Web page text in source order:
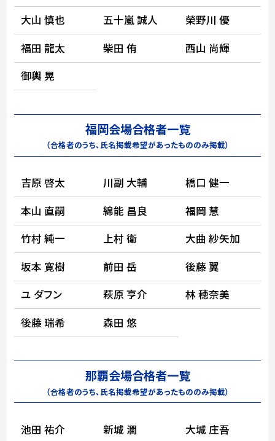
大山 慎也
五十嵐 誠人
榮野川 優
福田 龍太
柴田 侑
西山 尚輝
御輿 晃
福岡会場合格者一覧
（合格者のうち、氏名掲載希望があったもののみ掲載）
吉原 啓太 川副 大輔
橋口 健一
本山 直嗣
綿能 昌良
福岡 慧
竹村 純一
上村 衛
大曲 紗矢加
坂本 寛樹
前田 岳
後藤 翼
ユ ダフン
萩原 亨介
林 穂奈美
後藤 瑞希
森田 悠
那覇会場合格者一覧
（合格者のうち、氏名掲載希望があったもののみ掲載）
池田 祐介 新城 潤
大城 庄吾